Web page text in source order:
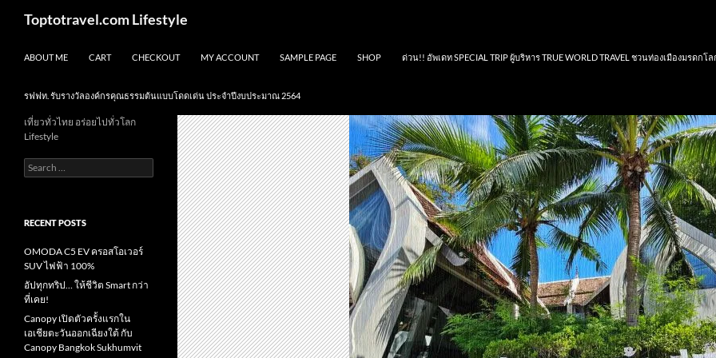
Toptotravel.com Lifestyle
ABOUT ME CART CHECKOUT MY ACCOUNT SAMPLE PAGE SHOP ด่วน!! อัพเดท SPECIAL TRIP ผู้บริหาร TRUE WORLD TRAVEL ชวนท่องเมืองมรดกโล
รฟฟท. รับรางวัลองค์กรคุณธรรมต้นแบบโดดเด่น ประจำปีงบประมาณ 2564
เที่ยวทั่วไทย อร่อยไปทั่วโลก
Lifestyle
Search
for:
RECENT POSTS
OMODA C5 EV ครอสโอเวอร์
SUV ไฟฟ้า 100%
อัปทุกทริป… ให้ชีวิต Smart กว่า
ที่เคย!
Canopy เปิดตัวครั้งแรกใน
เอเชียตะวันออกเฉียงใต้ กับ
Canopy Bangkok Sukhumvit